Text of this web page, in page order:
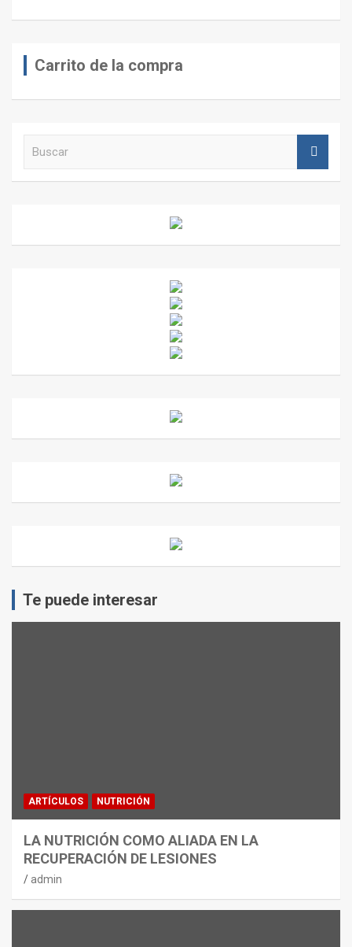
Carrito de la compra
Te puede interesar
ARTÍCULOS NUTRICIÓN
LA NUTRICIÓN COMO ALIADA EN LA
RECUPERACIÓN DE LESIONES
admin